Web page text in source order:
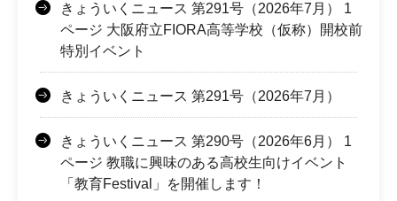
きょういくニュース 第291号（2026年7月） 1
ページ 大阪府立FIORA高等学校（仮称）開校前
特別イベント
きょういくニュース 第291号（2026年7月）
きょういくニュース 第290号（2026年6月） 1
ページ 教職に興味のある高校生向けイベント
「教育Festival」を開催します！